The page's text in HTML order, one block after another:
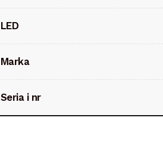
LED
Marka
Seria i nr